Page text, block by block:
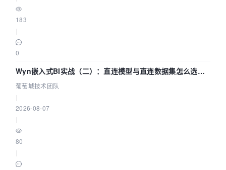
183
0
Wyn嵌入式BI实战（二）：直连模型与直连数据集怎么选，
参数为什么不生效？| 葡萄城技术团队
葡萄城技术团队
2026-08-07
80